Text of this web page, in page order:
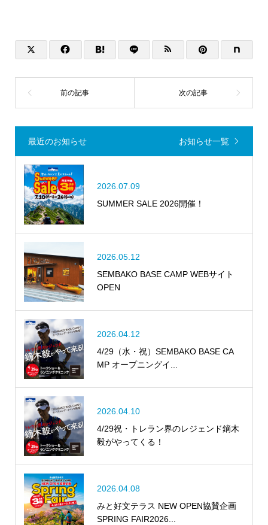
最近のお知らせ お知らせ一覧
2026.07.09
SUMMER SALE 2026開催！
2026.05.12
SEMBAKO BASE CAMP WEBサイト
OPEN
2026.04.12
4/29（水・祝）SEMBAKO BASE CA
MP オープニングイ...
2026.04.10
4/29祝・トレラン界のレジェンド鏑木
毅がやってくる！
2026.04.08
みと好文テラス NEW OPEN協賛企画
SPRING FAIR2026...